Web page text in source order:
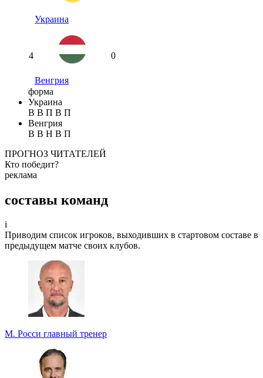
Украина
4
Венгрия
0
форма
Украина
В В П В П
Венгрия
В В Н В П
ПРОГНОЗ ЧИТАТЕЛЕЙ
Кто победит?
Участвуйте в турнире прогнозистов и получайте классные
призы!
Турнир прогнозистов
реклама
составы команд
i
Приводим список игроков, выходивших в стартовом составе в
предыдущем матче своих клубов.
М. Росси главный тренер